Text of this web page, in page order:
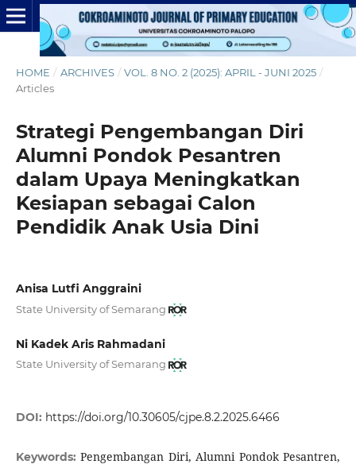
HOME / ARCHIVES / VOL. 8 NO. 2 (2025): APRIL - JUNI 2025 /
Articles
Strategi Pengembangan Diri
Alumni Pondok Pesantren
dalam Upaya Meningkatkan
Kesiapan sebagai Calon
Pendidik Anak Usia Dini
Anisa Lutfi Anggraini
State University of Semarang
Ni Kadek Aris Rahmadani
State University of Semarang
DOI: https://doi.org/10.30605/cjpe.8.2.2025.6466
Keywords:Pengembangan Diri, Alumni Pondok Pesantren,